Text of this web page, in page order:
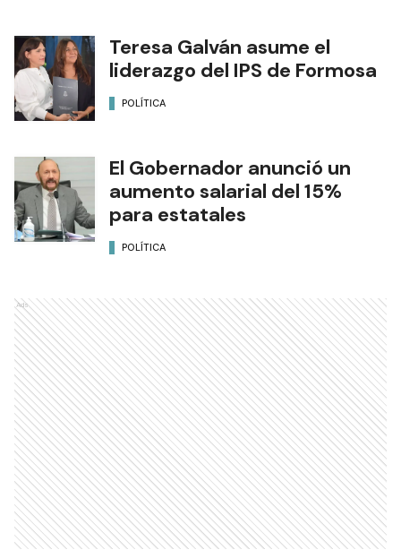
Teresa Galván asume el
liderazgo del IPS de Formosa
POLÍTICA
El Gobernador anunció un
aumento salarial del 15%
para estatales
POLÍTICA
Ads